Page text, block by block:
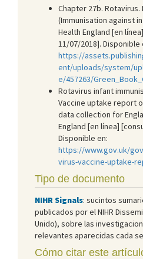
Chapter 27b. Rotavirus.
(Immunisation against
Health England [en
11/07/2018]. Disponible
https://
ent/uploads/system/
e/457263/
Rotavirus infant
Vaccine uptake report
data collection for
England [en línea]
Disponible en:
https://www.gov.uk/
virus-vaccine-uptake-
Tipo de documento
NIHR Signals: sucintos
publicados por el NIHR
Unido), sobre las
relevantes aparecidas cada
Cómo citar este